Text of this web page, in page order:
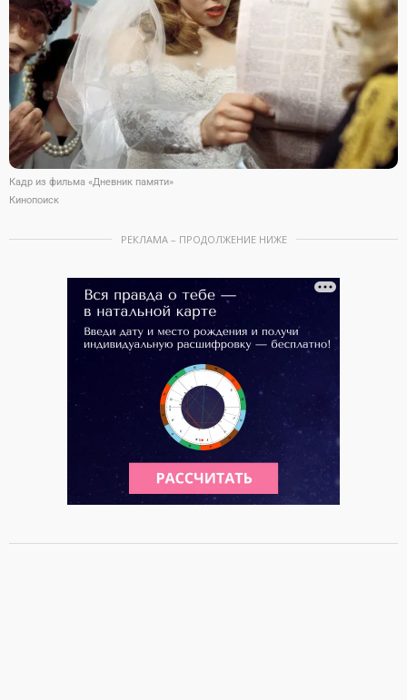
Кадр из фильма «Дневник памяти»
Кинопоиск
РЕКЛАМА – ПРОДОЛЖЕНИЕ НИЖЕ